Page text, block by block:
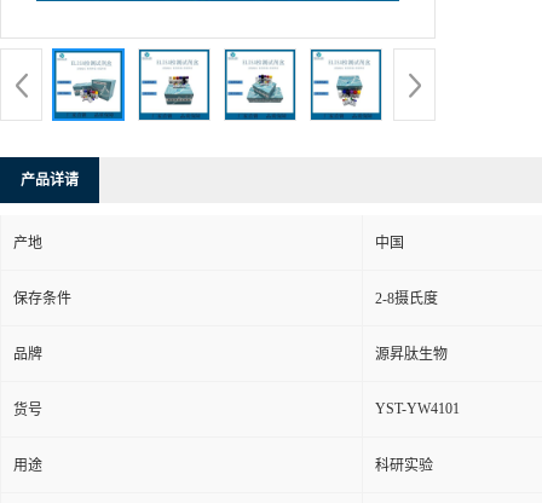
产品详请
产地 中国
保存条件 2-8摄氏度
品牌 源昇肽生物
货号 YST-YW4101
用途 科研实验